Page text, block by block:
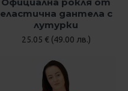
еластична дантела с
лутурки
25.05 € (49.00 лв.)